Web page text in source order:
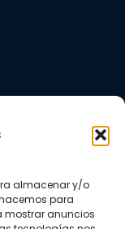
almacenar y/o
para
mostrar anuncios